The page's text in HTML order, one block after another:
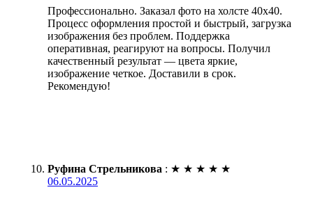
Профессионально. Заказал фото на холсте 40х40.
Процесс оформления простой и быстрый, загрузка
изображения без проблем. Поддержка
оперативная, реагируют на вопросы. Получил
качественный результат — цвета яркие,
изображение четкое. Доставили в срок.
Рекомендую!
Руфина Стрельникова : ★ ★ ★ ★ ★
06.05.2025